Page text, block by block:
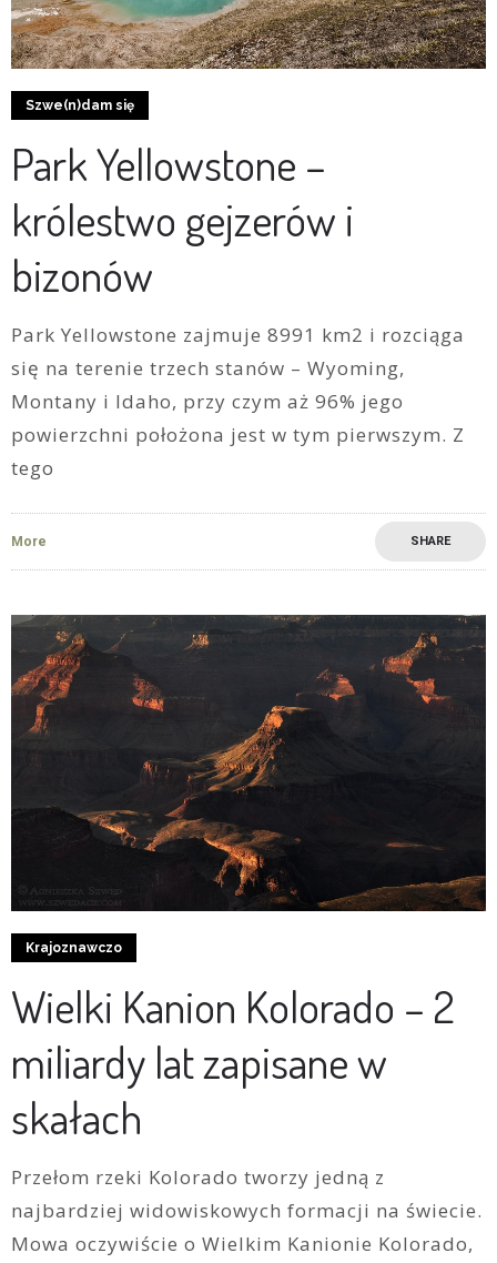
Szwe(n)dam się
Park Yellowstone –
królestwo gejzerów i
bizonów
Park Yellowstone zajmuje 8991 km2 i rozciąga
się na terenie trzech stanów – Wyoming,
Montany i Idaho, przy czym aż 96% jego
powierzchni położona jest w tym pierwszym. Z
tego
More SHARE
Krajoznawczo
Wielki Kanion Kolorado – 2
miliardy lat zapisane w
skałach
Przełom rzeki Kolorado tworzy jedną z
najbardziej widowiskowych formacji na świecie.
Mowa oczywiście o Wielkim Kanionie Kolorado,